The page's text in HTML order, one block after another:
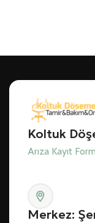
Koltuk
Arıza Kayıt
Merkez: